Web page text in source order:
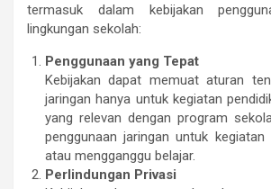
termasuk dalam kebijakan
lingkungan sekolah:
Penggunaan yang Tepat
Kebijakan dapat memuat aturan
jaringan hanya untuk kegiatan
yang relevan dengan program
penggunaan jaringan untuk
atau mengganggu belajar.
Perlindungan Privasi